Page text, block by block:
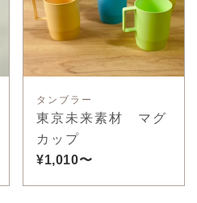
タンブラー
東京未来素材 マグ
カップ
¥1,010〜